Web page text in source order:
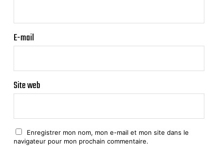
E-mail
Site web
Enregistrer mon nom, mon e-mail et mon site dans le
navigateur pour mon prochain commentaire.